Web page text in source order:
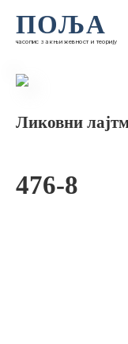
ПОЉА
часопис за књижевност и теорију
Ликовни
476-8